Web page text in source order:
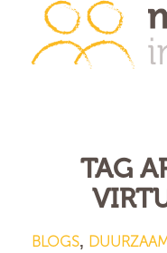
TAG
BLOGS,